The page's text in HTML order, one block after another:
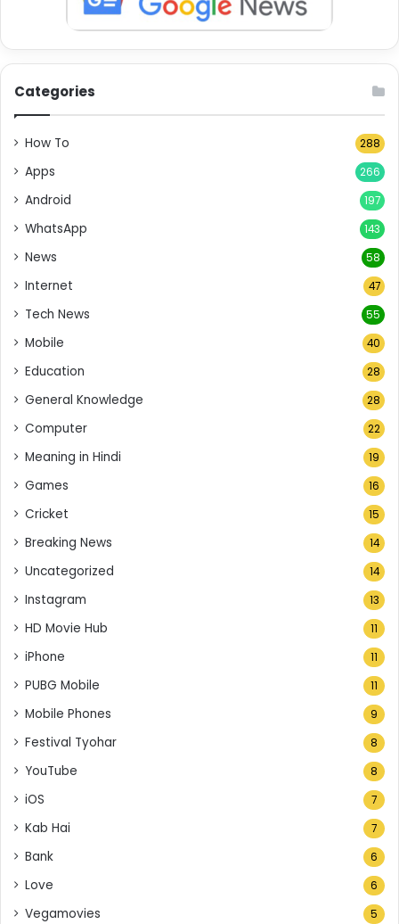
Categories
How To 288
Apps 266
Android 197
WhatsApp 143
News 58
Internet 47
Tech News 55
Mobile 40
Education 28
General Knowledge 28
Computer 22
Meaning in Hindi 19
Games 16
Cricket 15
Breaking News 14
Uncategorized 14
Instagram 13
HD Movie Hub 11
iPhone 11
PUBG Mobile 11
Mobile Phones 9
Festival Tyohar 8
YouTube 8
iOS 7
Kab Hai 7
Bank 6
Love 6
Vegamovies 5